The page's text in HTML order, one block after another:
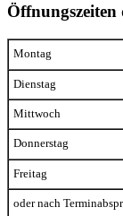
Öffnungszeiten
Montag
Dienstag
Mittwoch
Donnerstag
Freitag
oder nach